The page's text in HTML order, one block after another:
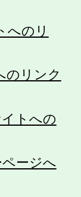
へのリ
のリンク
トへの
ージへ